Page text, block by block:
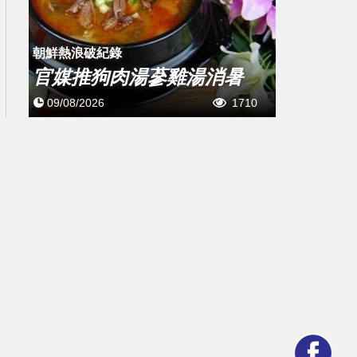
朝鮮熱浪破紀錄
官媒推狗肉湯蔘雞湯消暑
09/08/2026 1710